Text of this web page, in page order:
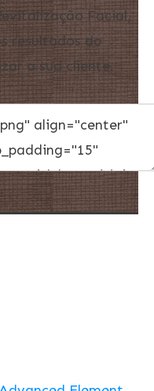
Facial,
resultados do
a sua cliente.